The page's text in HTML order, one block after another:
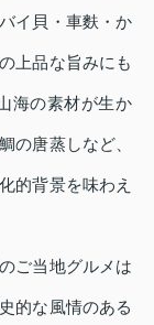
イ貝・車麩・か
上品な旨みにも
海の素材が生か
の唐蒸しなど、
的背景を味わえ
ご当地グルメは
的な風情のある